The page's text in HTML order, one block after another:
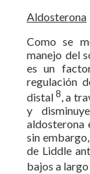
Aldosterona
Como se
manejo del
es un
regulación
distal8, a
y
aldosterona
sin
de Liddle
bajos a